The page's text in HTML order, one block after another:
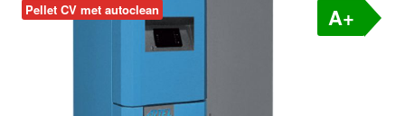
A+
Pellet CV met autoclean